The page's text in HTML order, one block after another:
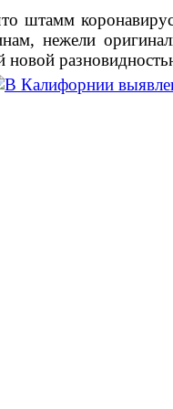
нежели
новой